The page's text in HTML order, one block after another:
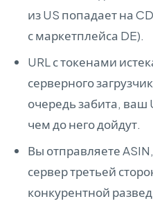
из US попадает на
с маркетплейса DE).
URL с токенами
серверного
очередь забита, ваш
чем до него дойдут.
Вы отправляете
сервер третьей
конкурентной